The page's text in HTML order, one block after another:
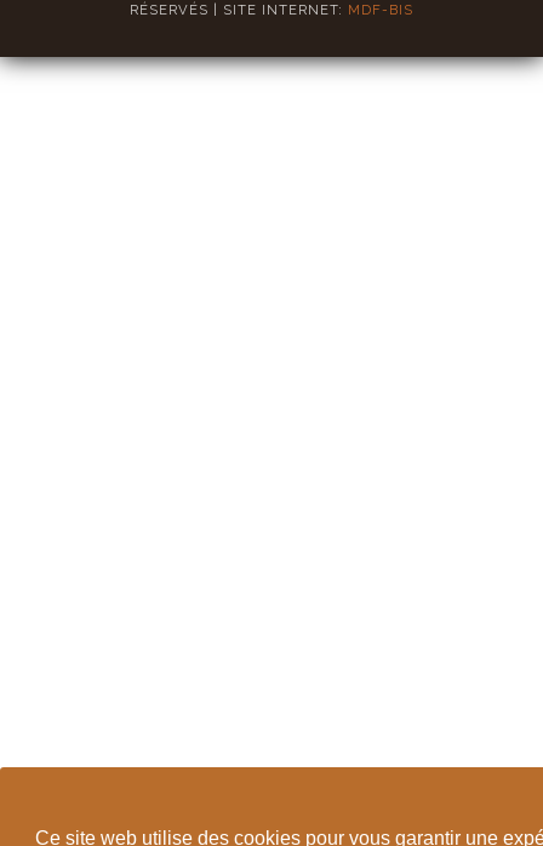
Ce site web utilise des cookies pour vous garantir une
RÉSERVÉS | SITE INTERNET: MDF-BIS